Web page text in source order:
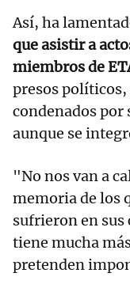
Así, ha
que asistir a
miembros de
presos
condenados por
aunque se
"No nos van a
memoria de los
sufrieron en
tiene mucha
pretenden